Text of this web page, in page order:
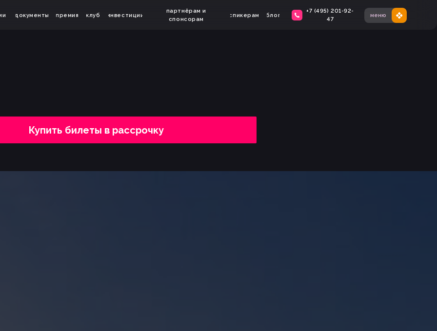
клуб инвестиции спикерам
спонсорам
премия
+7 (495) 201-92-
47
меню
Купить билеты в рассрочку